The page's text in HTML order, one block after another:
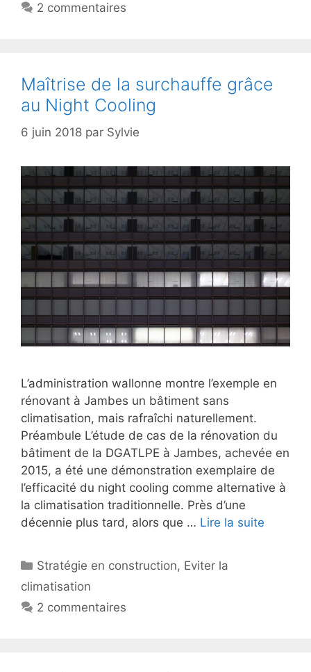
2 commentaires
Maîtrise de la surchauffe grâce
au Night Cooling
6 juin 2018 par Sylvie
L’administration wallonne montre l’exemple en
rénovant à Jambes un bâtiment sans
climatisation, mais rafraîchi naturellement.
Préambule L’étude de cas de la rénovation du
bâtiment de la DGATLPE à Jambes, achevée en
2015, a été une démonstration exemplaire de
l’efficacité du night cooling comme alternative à
la climatisation traditionnelle. Près d’une
décennie plus tard, alors que … Lire la suite
Catégories
Stratégie en construction, Eviter la
climatisation
2 commentaires